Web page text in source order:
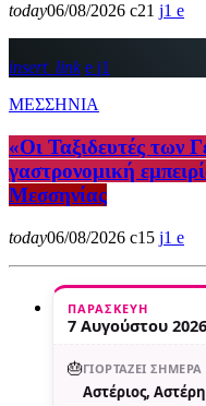
today06/08/2026 21 1
insert_link
1
ΜΕΣΣΗΝΙΑ
«Οι Ταξιδευτές των
γαστρονομική
Μεσσηνίας
today06/08/2026 15 1
ΠΑΡΑΣΚΕΥΉ
7 Αυγούστου 2026
🎂ΓΙΟΡΤΆΖΕΙ ΣΉΜΕΡΑ
Αστέριος,